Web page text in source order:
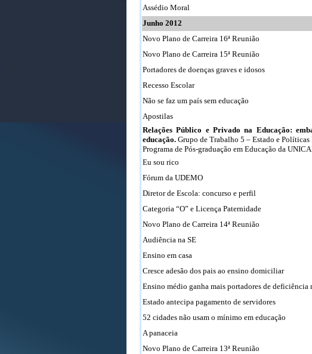
Assédio Moral
Junho 2012
Novo Plano de Carreira 16ª Reunião
Novo Plano de Carreira 15ª Reunião
Portadores de doenças graves e idosos
Recesso Escolar
Não se faz um país sem educação
Apostilas
Relações Público e Privado na Educação:
educação. Grupo de Trabalho 5 – Estado e
Programa de Pós-graduação em Educação da
Eu sou rico
Fórum da UDEMO
Diretor de Escola: concurso e perfil
Categoria “O” e Licença Paternidade
Novo Plano de Carreira 14ª Reunião
Audiência na SE
Ensino em casa
Cresce adesão dos pais ao ensino domiciliar
Ensino médio ganha mais portadores de deficiência
Estado antecipa pagamento de servidores
52 cidades não usam o mínimo em educação
A panaceia
Novo Plano de Carreira 13ª Reunião